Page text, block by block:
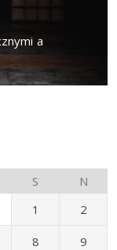
a
S
N
1
2
8 9